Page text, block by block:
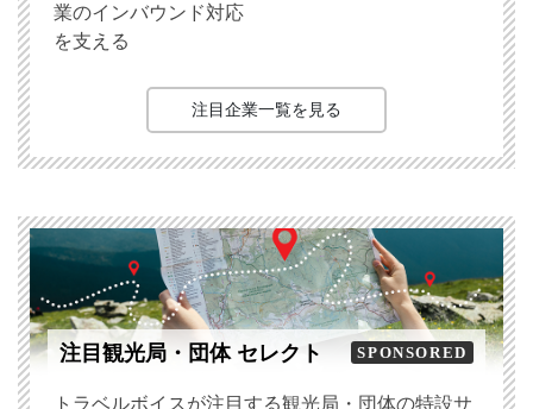
業のインバウンド対応
を支える
注目企業一覧を見る
注目観光局・団体 セレクト SPONSORED
トラベルボイスが注目する観光局・団体の特設サ